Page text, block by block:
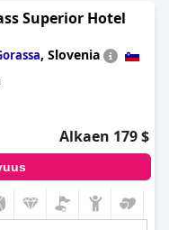
Superior Hotel
, Slovenia
Alkaen 179 $